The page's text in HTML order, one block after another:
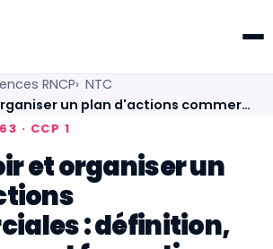
de formation professionnelle
RNCP
NTC
un plan d'actions commer…
· CCP 1
et organiser un
: définition,